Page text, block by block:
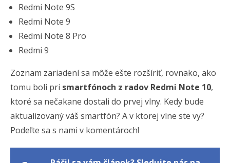
Redmi Note 9S
Redmi Note 9
Redmi Note 8 Pro
Redmi 9
Zoznam zariadení sa môže ešte rozšíriť, rovnako, ako
tomu boli pri smartfónoch z radov Redmi Note 10,
ktoré sa nečakane dostali do prvej vlny. Kedy bude
aktualizovaný váš smartfón? A v ktorej vlne ste vy?
Podeľte sa s nami v komentároch!